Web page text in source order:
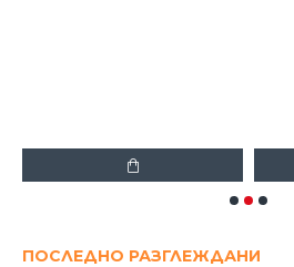
ПОСЛЕДНО РАЗГЛЕЖДАНИ